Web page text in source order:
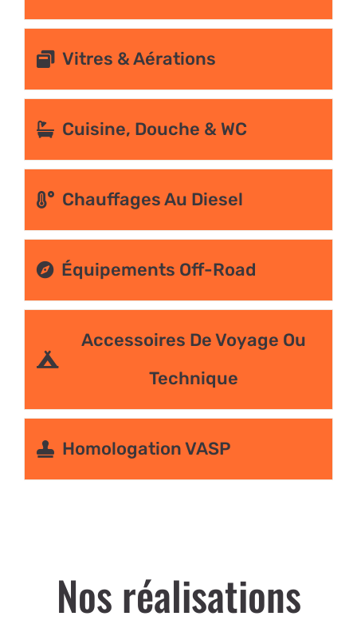
Vitres & Aérations
Cuisine, Douche & WC
Chauffages Au Diesel
Équipements Off-Road
Accessoires De Voyage Ou
Technique
Homologation VASP
Nos réalisations